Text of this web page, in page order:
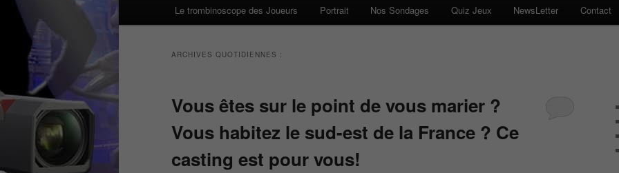
Le trombinoscope des Joueurs Portrait Nos Sondages Quiz Jeux NewsLetter Contact
ARCHIVES QUOTIDIENNES :
Vous êtes sur le point de vous marier ?
Vous habitez le sud-est de la France ? Ce
casting est pour vous!